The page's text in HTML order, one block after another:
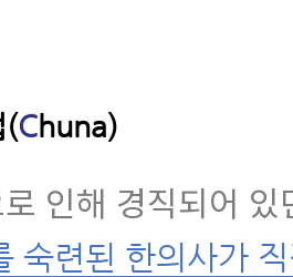
(Chuna)
인해 경직되어
숙련된 한의사가